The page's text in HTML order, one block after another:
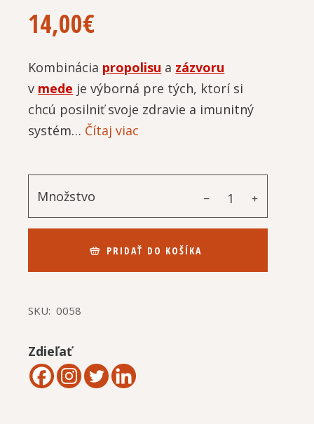
14,00€
Kombinácia propolisu a zázvoru
v mede je výborná pre tých, ktorí si
chcú posilniť svoje zdravie a imunitný
systém… Čítaj viac
Množstvo
PRIDAŤ DO KOŠÍKA
SKU: 0058
Zdieľať